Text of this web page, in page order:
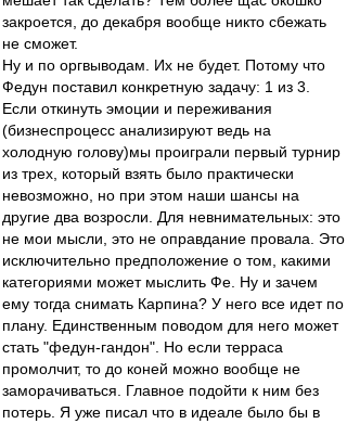
закроется, до декабря вообще никто сбежать
не сможет.
Ну и по оргвыводам. Их не будет. Потому что
Федун поставил конкретную задачу: 1 из 3.
Если откинуть эмоции и переживания
(бизнеспроцесс анализируют ведь на
холодную голову)мы проиграли первый турнир
из трех, который взять было практически
невозможно, но при этом наши шансы на
другие два возросли. Для невнимательных: это
не мои мысли, это не оправдание провала. Это
исключительно предположение о том, какими
категориями может мыслить Фе. Ну и зачем
ему тогда снимать Карпина? У него все идет по
плану. Единственным поводом для него может
стать "федун-гандон". Но если терраса
промолчит, то до коней можно вообще не
заморачиваться. Главное подойти к ним без
потерь. Я уже писал что в идеале было бы в